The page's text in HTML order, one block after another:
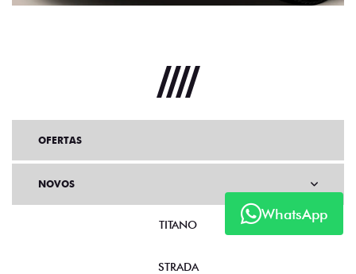
WhatsApp
OFERTAS
NOVOS
TITANO
STRADA